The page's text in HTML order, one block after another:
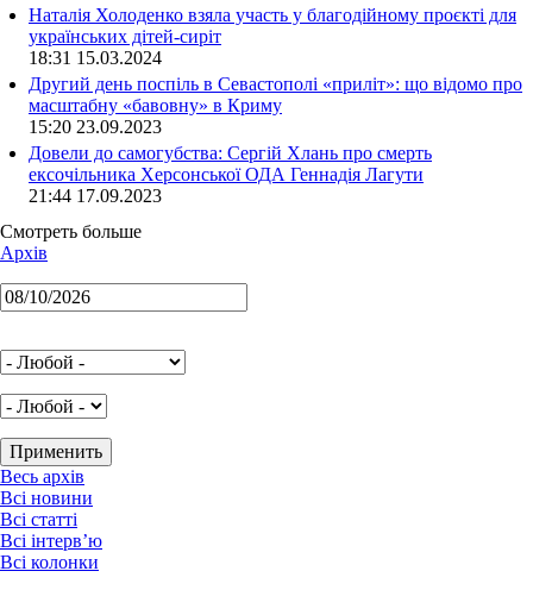
Наталія Холоденко взяла участь у благодійному проєкті для
українських дітей-сиріт
18:31 15.03.2024
Другий день поспіль в Севастополі «приліт»: що відомо про
масштабну «бавовну» в Криму
15:20 23.09.2023
Довели до самогубства: Сергій Хлань про смерть
ексочільника Херсонської ОДА Геннадія Лагути
21:44 17.09.2023
Смотреть больше
Архів
Весь архів
Всі новини
Всі статті
Всі інтерв’ю
Всі колонки